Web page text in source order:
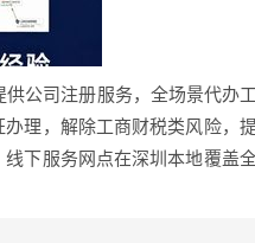
公司注册服务，全场景代办
理，解除工商财税类风险，
下服务网点在深圳本地覆盖